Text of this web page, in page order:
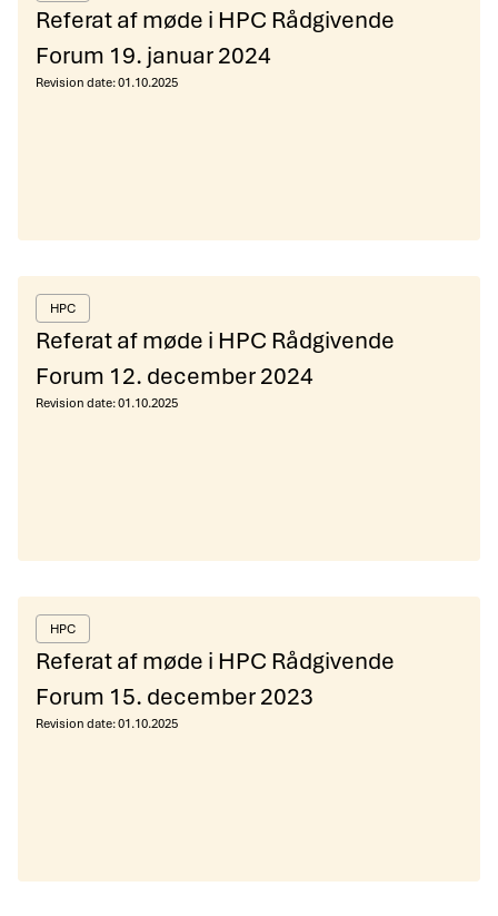
Referat af møde i HPC Rådgivende
Forum 19. januar 2024
Revision date:01.10.2025
HPC
Referat af møde i HPC Rådgivende
Forum 12. december 2024
Revision date:01.10.2025
HPC
Referat af møde i HPC Rådgivende
Forum 15. december 2023
Revision date:01.10.2025